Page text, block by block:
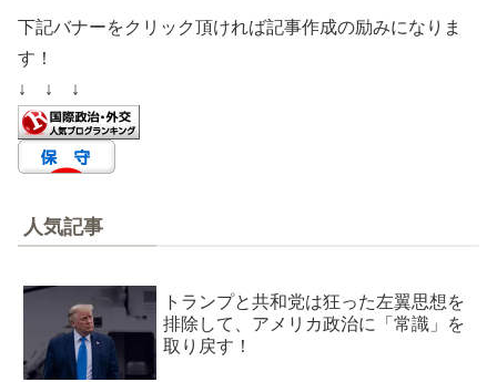
下記バナーをクリック頂ければ記事作成の励みになりま
す！
↓ ↓ ↓
人気記事
トランプと共和党は狂った左翼思想を
排除して、アメリカ政治に「常識」を
取り戻す！